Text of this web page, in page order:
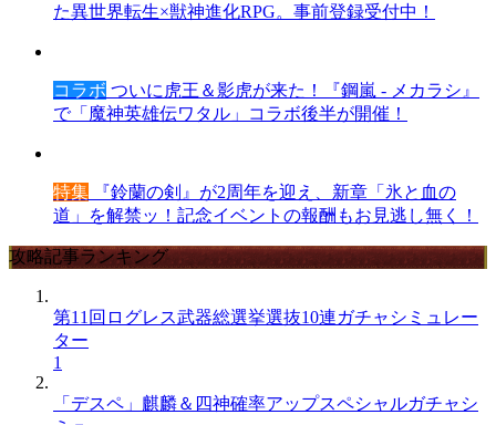
た異世界転生×獣神進化RPG。事前登録受付中！
コラボ ついに虎王＆影虎が来た！『鋼嵐 - メカラシ』
で「魔神英雄伝ワタル」コラボ後半が開催！
特集 『鈴蘭の剣』が2周年を迎え、新章「氷と血の
道」を解禁ッ！記念イベントの報酬もお見逃し無く！
攻略記事ランキング
第11回ログレス武器総選挙選抜10連ガチャシミュレー
ター
1
「デスペ」麒麟＆四神確率アップスペシャルガチャシ